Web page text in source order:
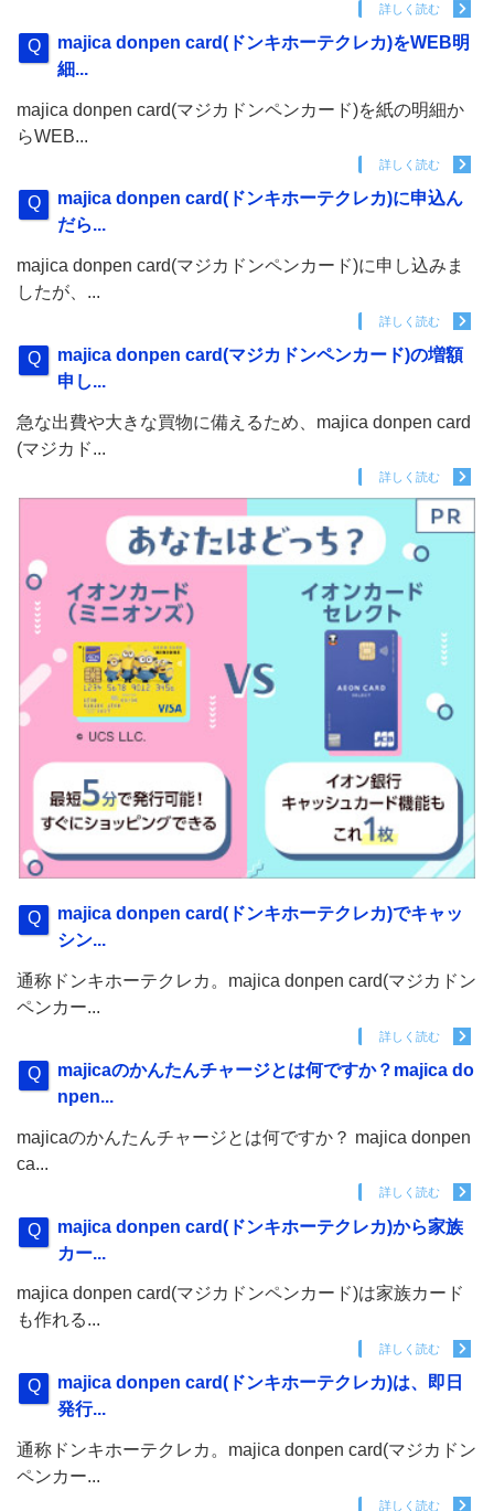
詳しく読む
majica donpen card(ドンキホーテクレカ)をWEB明
細...
majica donpen card(マジカドンペンカード)を紙の明細か
らWEB...
詳しく読む
majica donpen card(ドンキホーテクレカ)に申込ん
だら...
majica donpen card(マジカドンペンカード)に申し込みま
したが、...
詳しく読む
majica donpen card(マジカドンペンカード)の増額
申し...
急な出費や大きな買物に備えるため、majica donpen card
(マジカド...
詳しく読む
majica donpen card(ドンキホーテクレカ)でキャッ
シン...
通称ドンキホーテクレカ。majica donpen card(マジカドン
ペンカー...
詳しく読む
majicaのかんたんチャージとは何ですか？majica do
npen...
majicaのかんたんチャージとは何ですか？ majica donpen
ca...
詳しく読む
majica donpen card(ドンキホーテクレカ)から家族
カー...
majica donpen card(マジカドンペンカード)は家族カード
も作れる...
詳しく読む
majica donpen card(ドンキホーテクレカ)は、即日
発行...
通称ドンキホーテクレカ。majica donpen card(マジカドン
ペンカー...
詳しく読む